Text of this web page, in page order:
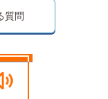
質問